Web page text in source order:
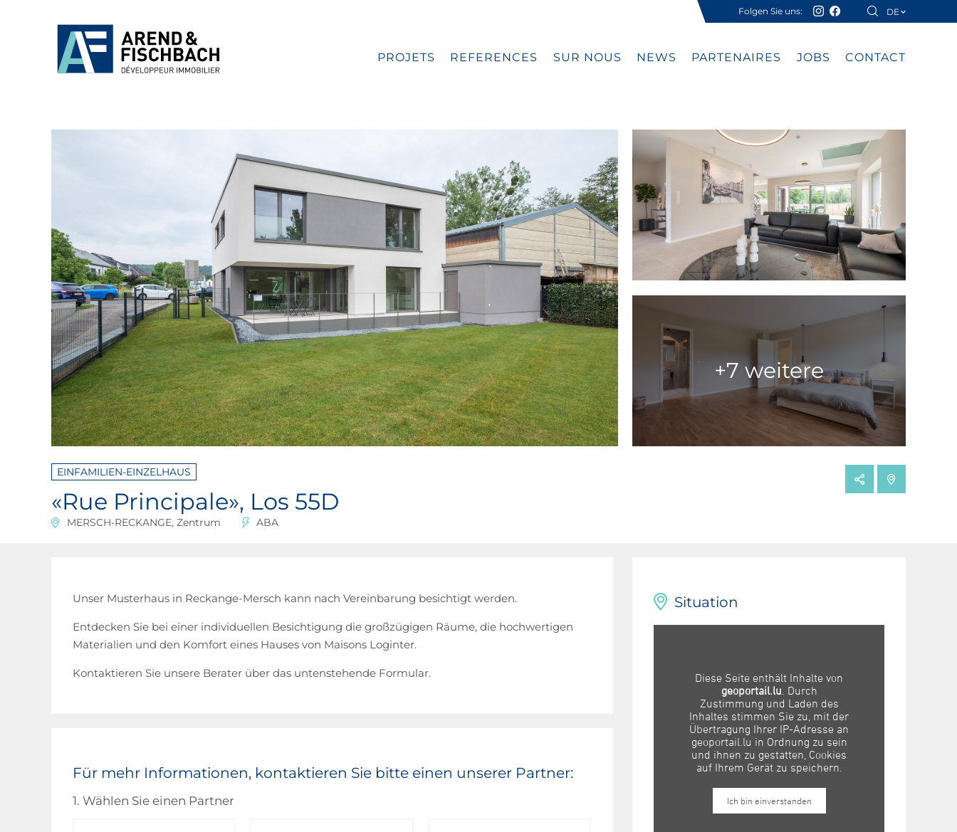
Folgen Sie uns:
DE
PROJETS REFERENCES SUR NOUS NEWS PARTENAIRES JOBS CONTACT
+7 weitere
EINFAMILIEN-EINZELHAUS
«Rue Principale», Los 55D
MERSCH-RECKANGE, Zentrum ABA
Unser Musterhaus in Reckange-Mersch kann nach Vereinbarung besichtigt werden.
Entdecken Sie bei einer individuellen Besichtigung die großzügigen Räume, die hochwertigen
Materialien und den Komfort eines Hauses von Maisons Loginter.
Kontaktieren Sie unsere Berater über das untenstehende Formular.
Für mehr Informationen, kontaktieren Sie bitte einen unserer Partner:
1. Wählen Sie einen Partner
Situation